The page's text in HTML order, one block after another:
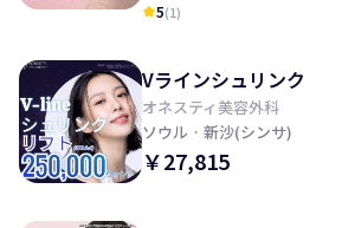
kid_star5(1)
Vラインシュリンク
オネスティ美容外科
ソウル · 新沙(シンサ)
￥27,815